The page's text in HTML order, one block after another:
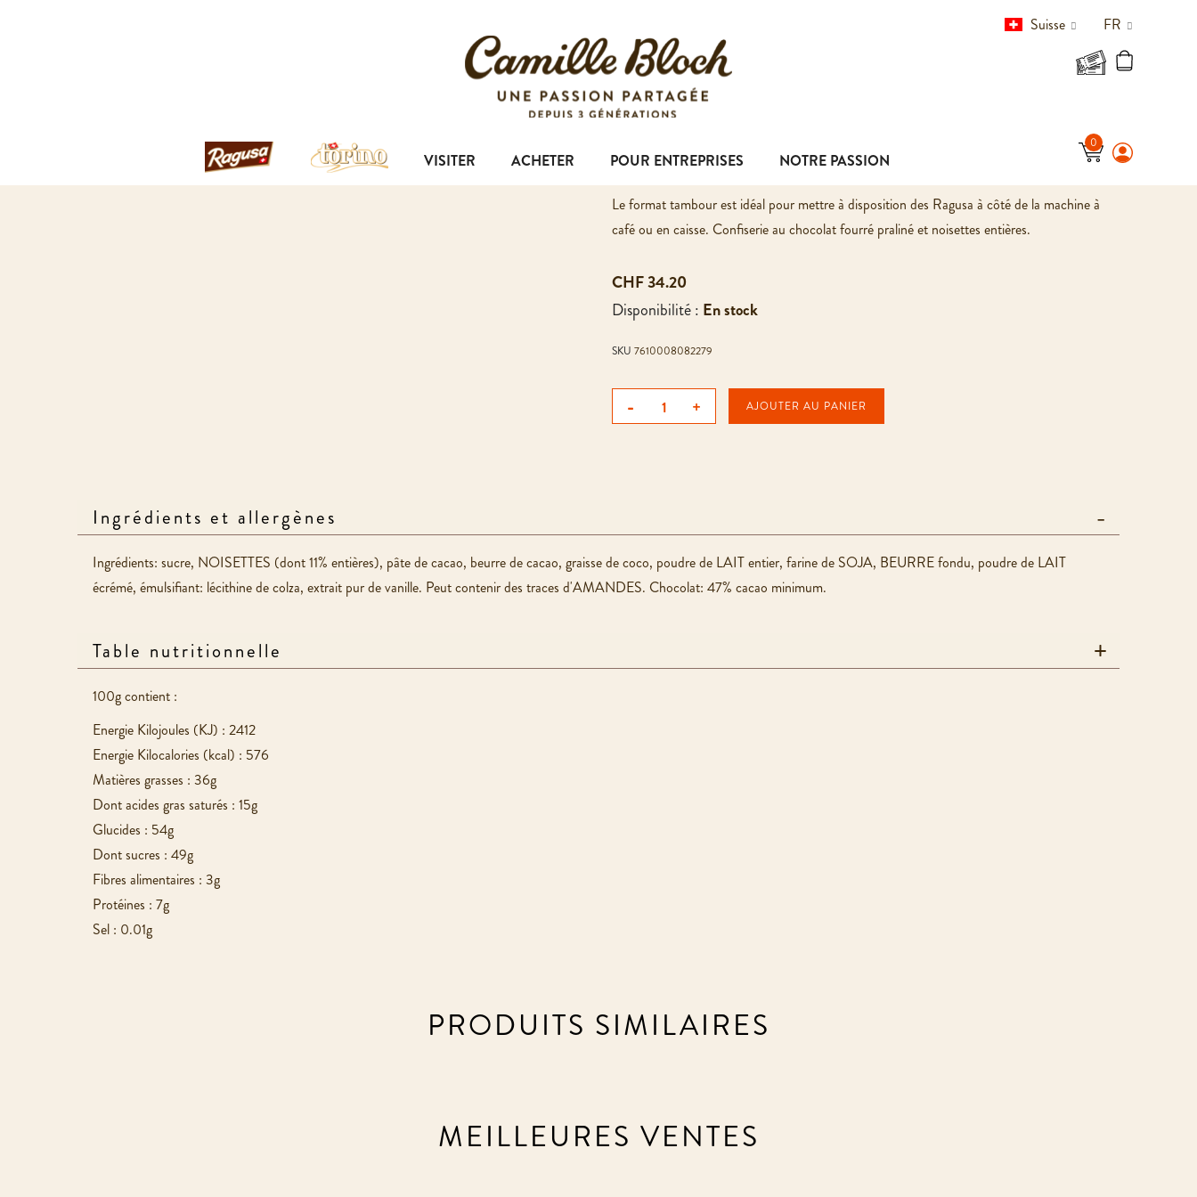
FR
Suisse
VISITER ACHETER POUR ENTREPRISES NOTRE PASSION
40x25g
Le format tambour est idéal pour mettre à disposition des Ragusa à côté de la machine à
café ou en caisse. Confiserie au chocolat fourré praliné et noisettes entières.
CHF 34.20
Disponibilité : En stock
SKU 7610008082279
- + AJOUTER AU PANIER
Ingrédients et allergènes
Ingrédients: sucre, NOISETTES (dont 11% entières), pâte de cacao, beurre de cacao, graisse de coco, poudre de LAIT entier, farine de SOJA, BEURRE fondu, poudre de LAIT
écrémé, émulsifiant: lécithine de colza, extrait pur de vanille. Peut contenir des traces d'AMANDES. Chocolat: 47% cacao minimum.
Table nutritionnelle
100g contient :
Energie Kilojoules (KJ) : 2412
Energie Kilocalories (kcal) : 576
Matières grasses : 36g
Dont acides gras saturés : 15g
Glucides : 54g
Dont sucres : 49g
Fibres alimentaires : 3g
Protéines : 7g
Sel : 0.01g
PRODUITS SIMILAIRES
MEILLEURES VENTES